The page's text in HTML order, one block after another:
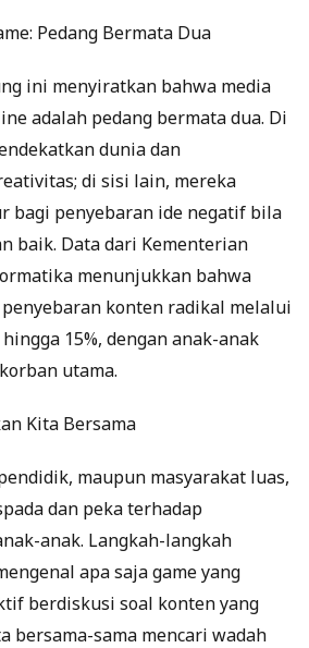
Pedang Bermata Dua
ini menyiratkan bahwa media
adalah pedang bermata dua. Di
dunia dan
di sisi lain, mereka
bagi penyebaran ide negatif bila
baik. Data dari Kementerian
menunjukkan bahwa
penyebaran konten radikal melalui
15%, dengan anak-anak
utama.
Kita Bersama
maupun masyarakat luas,
dan peka terhadap
anak. Langkah-langkah
apa saja game yang
berdiskusi soal konten yang
bersama-sama mencari wadah